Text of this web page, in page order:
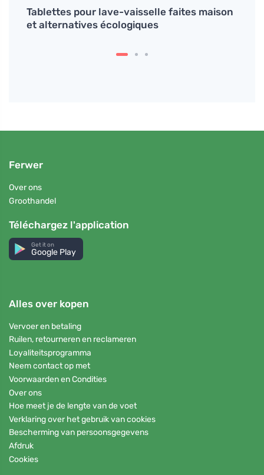
Tablettes pour lave-vaisselle faites maison
et alternatives écologiques
Ferwer
Over ons
Groothandel
Téléchargez l'application
Get it on
Google Play
Alles over kopen
Vervoer en betaling
Ruilen, retourneren en reclameren
Loyaliteitsprogramma
Neem contact op met
Voorwaarden en Condities
Over ons
Hoe meet je de lengte van de voet
Verklaring over het gebruik van cookies
Bescherming van persoonsgegevens
Afdruk
Cookies